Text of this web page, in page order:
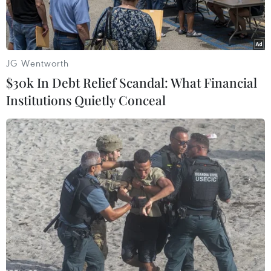
Cảng hàng hóa ở tỉnh Sơn Đông, Trung Quốc. (Ảnh:
AFP/TTXVN)
Ngày 18/1, Phó Tổng giám đốc điều hành của
Quỹ Tiền tệ Quốc tế (IMF) - bà Gita Gopinath
nhận định rằng tăng trưởng kinh tế ở Trung
JG Wentworth
$30k In Debt Relief Scandal: What Financial
Institutions Quietly Conceal